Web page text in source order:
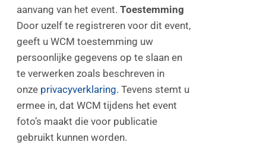
aanvang van het event.Toestemming
Door uzelf te registreren voor dit event,
geeft u WCM toestemming uw
persoonlijke gegevens op te slaan en
te verwerken zoals beschreven in
onze privacyverklaring. Tevens stemt u
ermee in, dat WCM tijdens het event
foto’s maakt die voor publicatie
gebruikt kunnen worden.